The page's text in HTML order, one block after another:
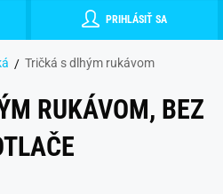
PRIHLÁSIŤ SA
Tričká s dlhým rukávom
RUKÁVOM, BEZ